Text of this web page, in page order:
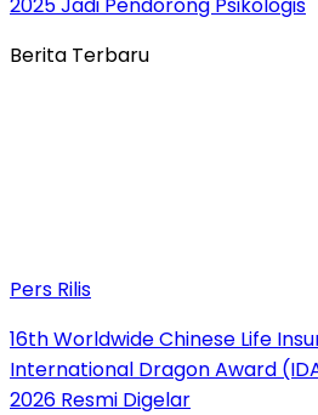
Berita Terbaru
Pers Rilis
16th Worldwide Chinese Life
International Dragon Award
2026 Resmi Digelar